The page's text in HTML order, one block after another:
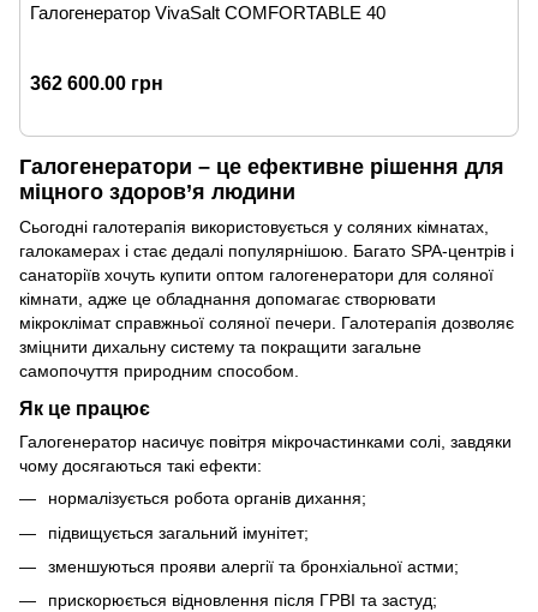
Галогенератор VivaSalt COMFORTABLE 40
362 600.00 грн
Галогенератори – це ефективне рішення для
міцного здоров’я людини
Сьогодні галотерапія використовується у соляних кімнатах,
галокамерах і стає дедалі популярнішою. Багато SPA-центрів і
санаторіїв хочуть купити оптом галогенератори для соляної
кімнати, адже це обладнання допомагає створювати
мікроклімат справжньої соляної печери. Галотерапія дозволяє
зміцнити дихальну систему та покращити загальне
самопочуття природним способом.
Як це працює
Галогенератор насичує повітря мікрочастинками солі, завдяки
чому досягаються такі ефекти:
нормалізується робота органів дихання;
підвищується загальний імунітет;
зменшуються прояви алергії та бронхіальної астми;
прискорюється відновлення після ГРВІ та застуд;